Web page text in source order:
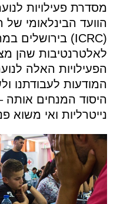
מסדרת פעילויות
הוועד הבינלאומי
לאלטרנטיבות שהן
הפעילויות האלה
המודעות לעבודתנו
היסוד המנחים אותה
נייטרליות ואי משוא